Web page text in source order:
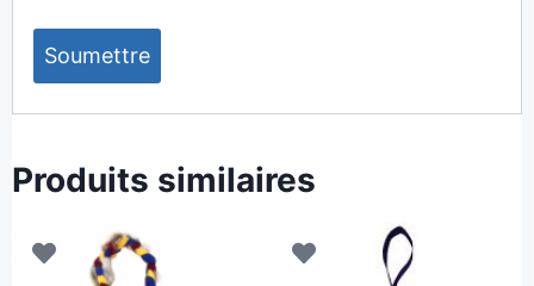
Produits similaires